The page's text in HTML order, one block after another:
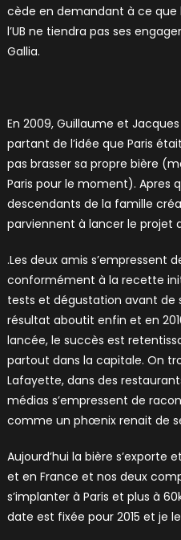
cède en demandant à ce que
l’UB ne tiendra pas ses
Gallia.
En 2009, Guillaume et
partant de l’idée que Paris
pas brasser sa propre bière
Paris pour le moment). Apres
descendants de la famille
parviennent à lancer le projet
.Les deux amis s’empressent
conformément à la recette
tests et dégustation avant de
résultat aboutit enfin et en
lancée, le succès est
partout dans la capitale. On
Lafayette, dans des
médias s’empressent de
comme un phœnix renait de
Aujourd’hui la bière s’exporte
et en France et nos deux
s’implanter à Paris et plus à
date est fixée pour 2015 et je